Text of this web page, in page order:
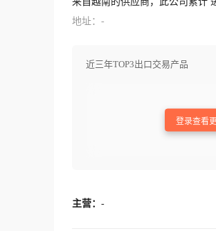
地址：-
近三年TOP3出口交易产品
登录查看
主营： -